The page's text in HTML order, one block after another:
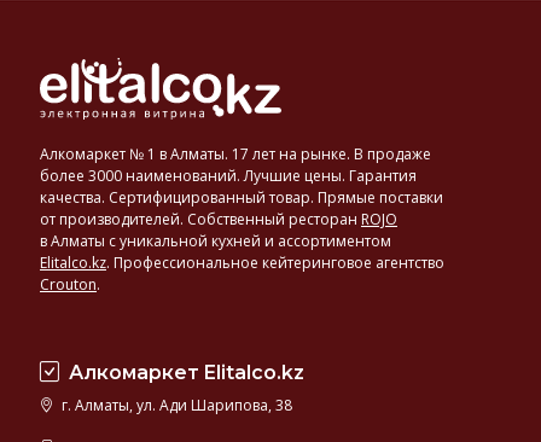
Алкомаркет № 1 в Алматы. 17 лет на рынке. В продаже
более 3000 наименований. Лучшие цены. Гарантия
качества. Сертифицированный товар. Прямые поставки
от производителей. Собственный ресторан ROJO
в Алматы с уникальной кухней и ассортиментом
Elitalco.kz. Профессиональное кейтеринговое агентство
Crouton.
Алкомаркет Elitalco.kz
г. Алматы, ул. Ади Шарипова, 38